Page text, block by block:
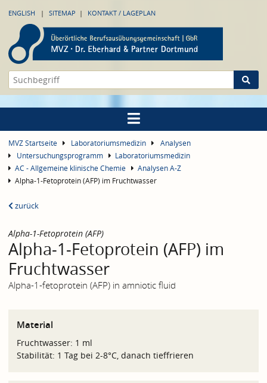
ENGLISH SITEMAP KONTAKT / LAGEPLAN
MVZ Startseite Laboratoriumsmedizin
Analysen
Untersuchungsprogramm
Laboratoriumsmedizin
AC - Allgemeine klinische Chemie
Analysen A-Z
Alpha-1-Fetoprotein (AFP) im Fruchtwasser
zurück
Alpha-1-Fetoprotein (AFP)
Alpha-1-Fetoprotein (AFP) im
Fruchtwasser
Alpha-1-fetoprotein (AFP) in amniotic fluid
Material
Fruchtwasser: 1 ml
Stabilität: 1 Tag bei 2-8°C, danach tieffrieren